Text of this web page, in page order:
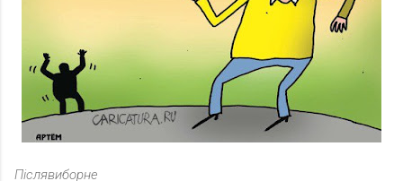
Післявиборне